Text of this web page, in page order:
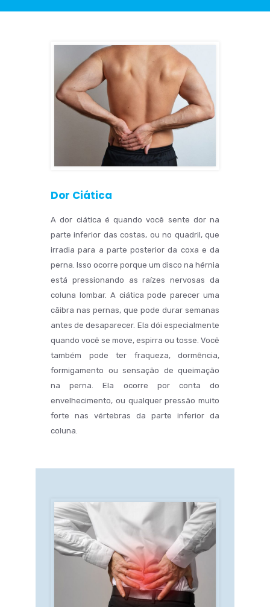
Dor Ciática
A dor ciática é quando você sente dor na
parte inferior das costas, ou no quadril, que
irradia para a parte posterior da coxa e da
perna. Isso ocorre porque um disco na hérnia
está pressionando as raízes nervosas da
coluna lombar. A ciática pode parecer uma
cãibra nas pernas, que pode durar semanas
antes de desaparecer. Ela dói especialmente
quando você se move, espirra ou tosse. Você
também pode ter fraqueza, dormência,
formigamento ou sensação de queimação
na perna. Ela ocorre por conta do
envelhecimento, ou qualquer pressão muito
forte nas vértebras da parte inferior da
coluna.